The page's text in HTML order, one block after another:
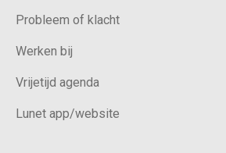
Probleem of klacht
Werken bij
Vrijetijd agenda
Lunet app/website